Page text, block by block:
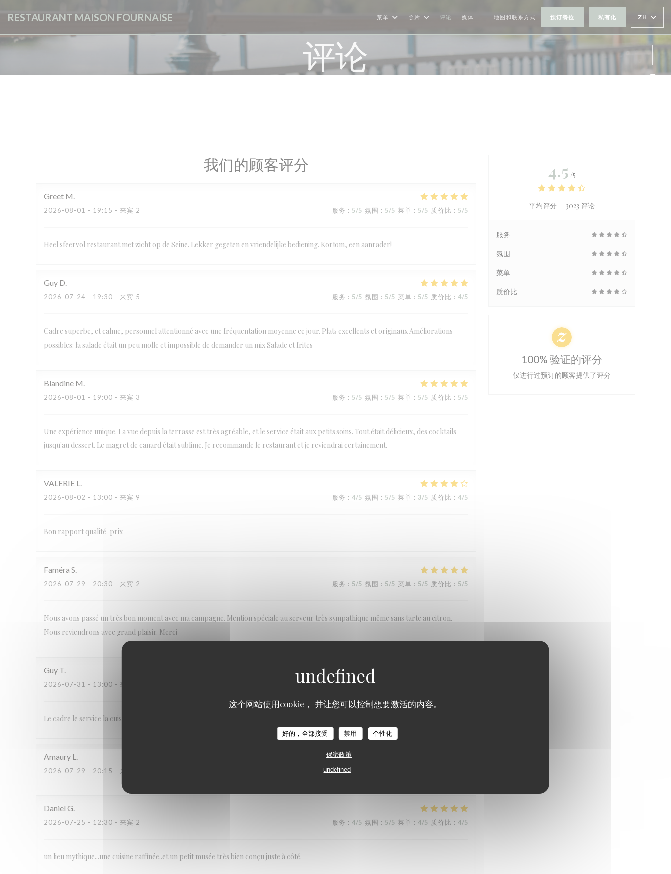
这个网站使用cookie， 并让您可以控制想要激活的内容。
好的，全部接受 禁用 个性化
保密政策
undefined
RESTAURANT MAISON FOURNAISE 菜单 照片 评论 媒体
((在新窗口中打开))
地图和联系方式 预订餐位 私有化 ZH
评论
我们的顾客评分
Greet M
2026-08-01 - 19:15 - 来宾 2 服务 : 5/5 氛围 : 5/5 菜单 : 5/5 质价比 : 5/5
Heel sfeervol restaurant met zicht op de Seine. Lekker gegeten en vriendelijke bediening. Kortom, een aanrader!
Guy D
2026-07-24 - 19:30 - 来宾 5 服务 : 5/5 氛围 : 5/5 菜单 : 5/5 质价比 : 4/5
Cadre superbe, et calme, personnel attentionné avec une fréquentation moyenne ce jour. Plats excellents et originaux Améliorations
possibles: la salade était un peu molle et impossible de demander un mix Salade et frites
Blandine M
2026-08-01 - 19:00 - 来宾 3 服务 : 5/5 氛围 : 5/5 菜单 : 5/5 质价比 : 5/5
Une expérience unique. La vue depuis la terrasse est très agréable, et le service était aux petits soins. Tout était délicieux, des cocktails
jusqu'au dessert. Le magret de canard était sublime. Je recommande le restaurant et je reviendrai certainement.
VALERIE L
2026-08-02 - 13:00 - 来宾 9 服务 : 4/5 氛围 : 5/5 菜单 : 3/5 质价比 : 4/5
Bon rapport qualité-prix
Faméra S
2026-07-29 - 20:30 - 来宾 2 服务 : 5/5 氛围 : 5/5 菜单 : 5/5 质价比 : 5/5
Nous avons passé un très bon moment avec ma campagne. Mention spéciale au serveur très sympathique même sans tarte au citron.
Nous reviendrons avec grand plaisir. Merci
Guy T
2026-07-31 - 13:00 - 来宾 4 服务: 5/5 氛围
Le cadre le service la cuisine malgré la mauvaise cuisson des grited
Amaury L
2026-07-29 - 20:15 - 来宾 2 服务:
Daniel G
2026-07-25 - 12:30 - 来宾 2 服务 : 4/5 氛围 : 5/5 菜单 : 4/5 质价比 : 4/5
un lieu mythique...une cuisine raffinée..et un petit musée très bien conçu juste à côté.
4.5 /5
平均评分 — 3023 评论
服务
氛围
菜单
质价比
100% 验证的评分
仅进行过预订的顾客提供了评分